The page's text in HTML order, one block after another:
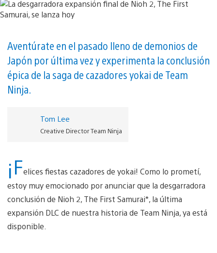
Aventúrate en el pasado lleno de demonios de
Japón por última vez y experimenta la conclusión
épica de la saga de cazadores yokai de Team
Ninja.
Tom Lee
Creative Director Team Ninja
¡Felices fiestas cazadores de yokai! Como lo prometí,
estoy muy emocionado por anunciar que la desgarradora
conclusión de Nioh 2, The First Samurai*, la última
expansión DLC de nuestra historia de Team Ninja, ya está
disponible.